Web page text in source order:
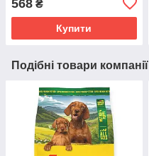
568 ₴
Купити
Подібні товари компанії